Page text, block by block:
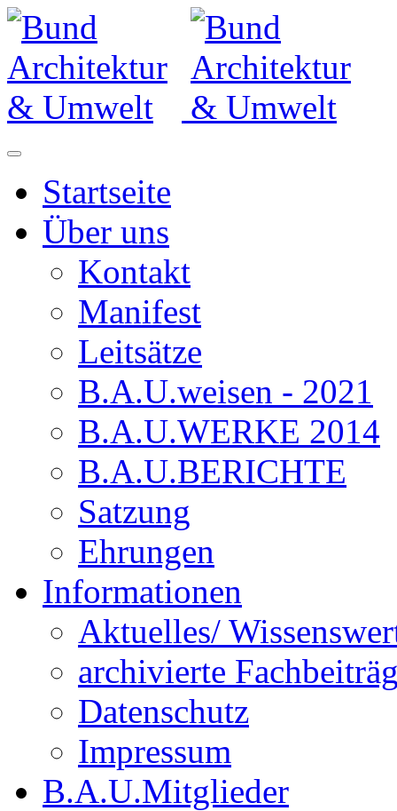
Startseite
Über uns
Kontakt
Manifest
Leitsätze
B.A.U.weisen - 2021
B.A.U.WERKE 2014
B.A.U.BERICHTE
Satzung
Ehrungen
Informationen
Aktuelles/
archivierte
Datenschutz
Impressum
B.A.U.Mitglieder